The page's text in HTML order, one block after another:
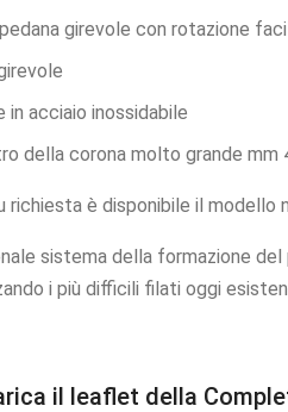
girevole con rotazione
in acciaio inossidabile
della corona molto grande mm
richiesta è disponibile il modello
sistema della formazione del
i più difficili filati oggi
il leaflet della